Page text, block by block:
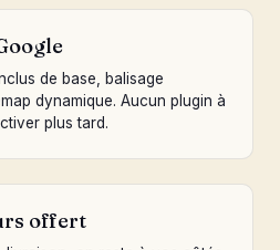
de base, balisage
dynamique. Aucun plugin à
plus tard.
offert